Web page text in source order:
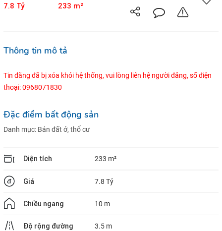
7.8 Tỷ 233 m²
Thông tin mô tả
Tin đăng đã bị xóa khỏi hệ thống, vui lòng liên hệ người đăng, số điện
thoại: 0968071830
Đặc điểm bất động sản
Danh mục: Bán đất ở, thổ cư
Diện tích 233 m²
Giá 7.8 Tỷ
Chiều ngang 10 m
Độ rộng đường 3.5 m